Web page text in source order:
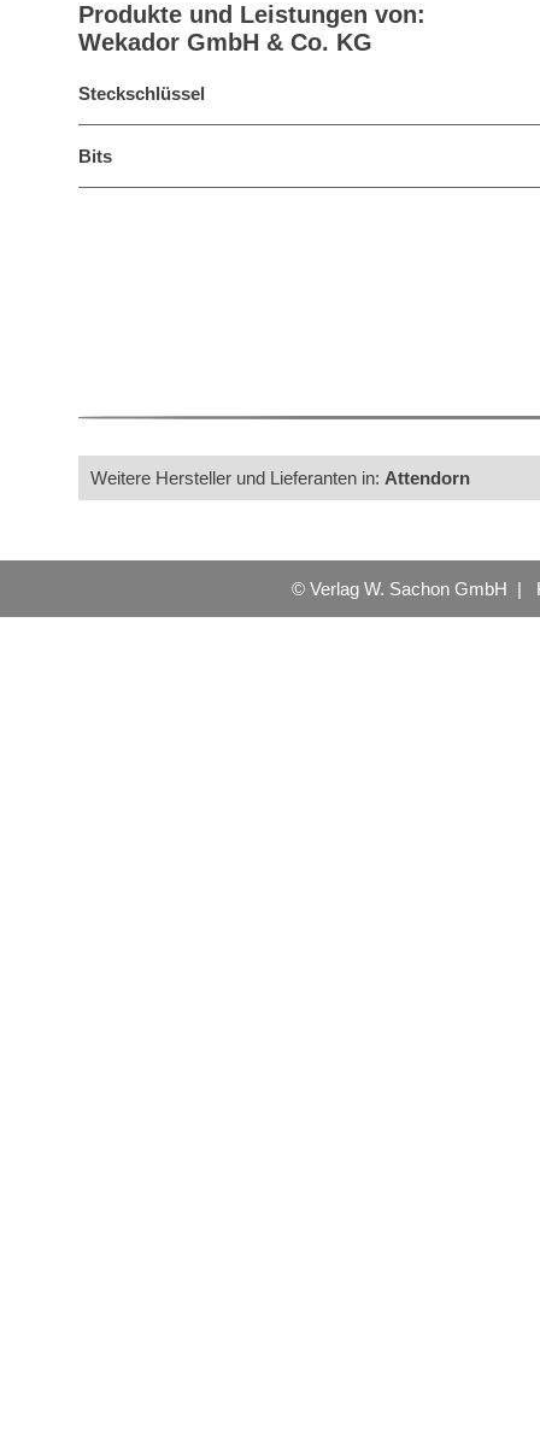
Produkte und Leistungen von:
Wekador GmbH & Co. KG
Steckschlüssel
Bits
Weitere Hersteller und Lieferanten in: Attendorn
© Verlag W. Sachon GmbH |